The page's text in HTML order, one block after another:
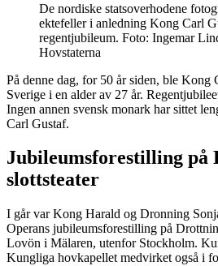
De nordiske statsoverhodene
ektefeller i anledning Kong Carl
regentjubileum. Foto: Ingemar
Hovstaterna
På denne dag, for 50 år siden, ble Kong
Sverige i en alder av 27 år.
Ingen annen svensk monark har sittet
Carl Gustaf.
Jubileumsforestilling på
slottsteater
I går var Kong Harald og Dronning
Operans jubileumsforestilling på
Lovön i Mälaren, utenfor Stockholm.
Kungliga hovkapellet medvirket også i